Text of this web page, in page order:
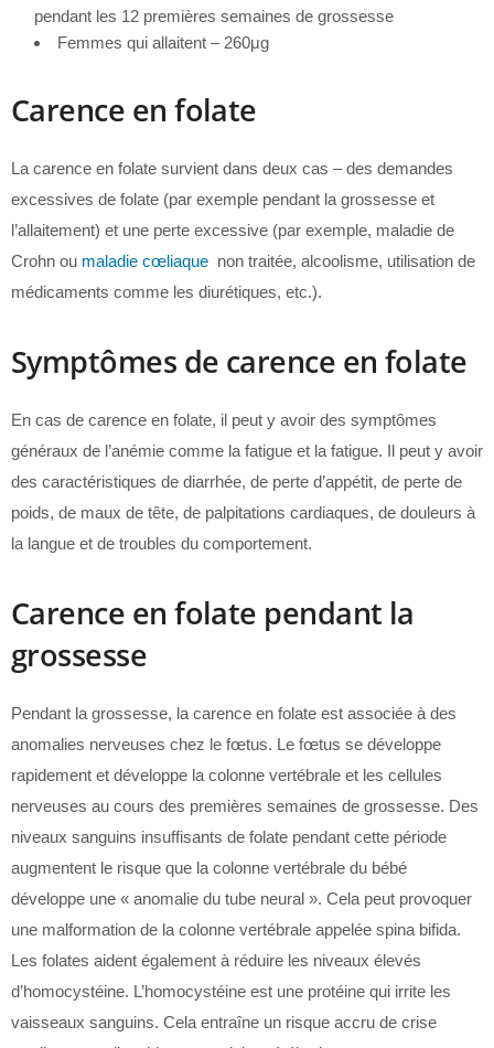
pendant les 12 premières semaines de grossesse
Femmes qui allaitent – 260μg
Carence en folate
La carence en folate survient dans deux cas – des demandes
excessives de folate (par exemple pendant la grossesse et
l’allaitement) et une perte excessive (par exemple, maladie de
Crohn ou maladie cœliaque non traitée, alcoolisme, utilisation de
médicaments comme les diurétiques, etc.).
Symptômes de carence en folate
En cas de carence en folate, il peut y avoir des symptômes
généraux de l’anémie comme la fatigue et la fatigue. Il peut y avoir
des caractéristiques de diarrhée, de perte d’appétit, de perte de
poids, de maux de tête, de palpitations cardiaques, de douleurs à
la langue et de troubles du comportement.
Carence en folate pendant la
grossesse
Pendant la grossesse, la carence en folate est associée à des
anomalies nerveuses chez le fœtus. Le fœtus se développe
rapidement et développe la colonne vertébrale et les cellules
nerveuses au cours des premières semaines de grossesse. Des
niveaux sanguins insuffisants de folate pendant cette période
augmentent le risque que la colonne vertébrale du bébé
développe une « anomalie du tube neural ». Cela peut provoquer
une malformation de la colonne vertébrale appelée spina bifida.
Les folates aident également à réduire les niveaux élevés
d’homocystéine. L’homocystéine est une protéine qui irrite les
vaisseaux sanguins. Cela entraîne un risque accru de crise